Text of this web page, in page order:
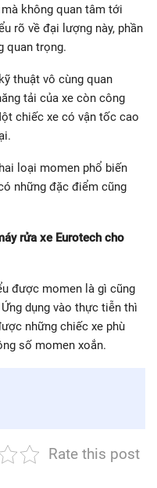
không quan tâm tới
rõ về đại lượng này, phần
quan trọng.
thuật vô cùng quan
tải của xe còn công
chiếc xe có vận tốc cao
loại momen phổ biến
những đặc điểm cũng
rửa xe Eurotech cho
được momen là gì cũng
dụng vào thực tiễn thì
những chiếc xe phù
số momen xoắn.
Rate this post